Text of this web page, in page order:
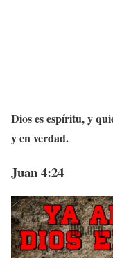
Dios es espíritu, y qu
y en verdad.
Juan 4:24